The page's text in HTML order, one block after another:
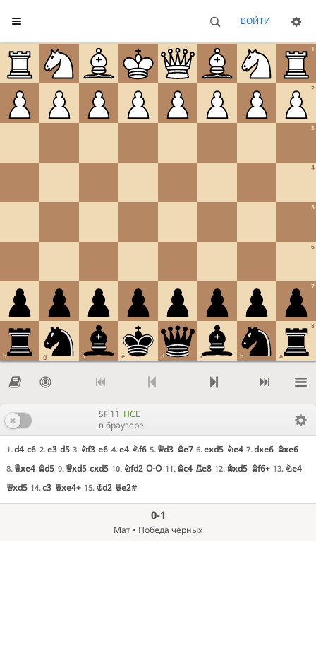
ВОЙТИ
1
2
3
4
5
6
7
8
a
b
c
d
e
f
g
h
SF 11 HCE
в браузере
1.d4 c6 2.e3 d5 3. Nf3 e6 4.e4 Nf6 5. Qd3 Be7 6.exd5 Ne4 7.dxe6 Bxe6
8. Qxe4 Bd5 9. Qxd5 cxd5 10. Nfd2 O-O 11. Bc4 Re8 12. Bxd5 Bf6+ 13. Ne4
Qxd5 14.c3 Qxe4+ 15. Kd2 Qe2#
0-1
Мат • Победа чёрных